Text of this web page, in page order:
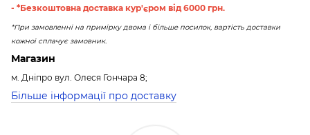
- *Безкоштовна доставка кур'єром від 6000 грн.
*При замовленні на примірку двома і більше посилок, вартість доставки
кожної сплачує замовник.
Магазин
м. Дніпро вул. Олеся Гончара 8;
Більше інформації про доставку